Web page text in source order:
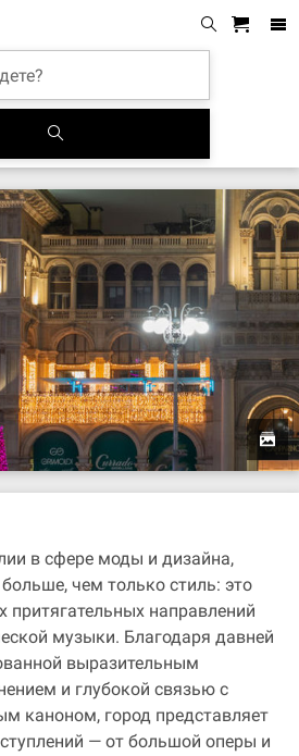
в сфере моды и дизайна,
чем только стиль: это
притягательных направлений
музыки. Благодаря давней
выразительным
и глубокой связью с
каноном, город представляет
— от большой оперы и